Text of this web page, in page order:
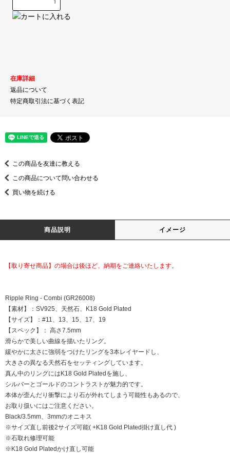
在庫詳細
返品について
特定商取引法に基づく表記
この商品を友達に教える
この商品について問い合わせる
買い物を続ける
商品説明 イメージ
【取り寄せ商品】の場合は後ほど、納期をご連絡いたします。
Ripple Ring - Combi (GR26008)
【素材】：SV925、天然石、K18 Gold Plated
【サイズ】：#11、13、15、17、19
【スペック】： 高さ7.5mm
滑らかで美しい曲線を描いたリング。
緩やかに太さに強弱をつけたリングを3本レイヤードし、
大きさの異なる天然石をセッティングしています。
真ん中のリングにはK18 Gold Platedを施し、
シルバーとゴールドのコントラストが魅力的です。
本体が歪んだり衝撃により石が外れてしまう可能性もあるので、
お取り扱いにはご注意ください。
Black/3.5mm、3mmのオニキス
※サイズ直し前後2サイズ可能( +K18 Gold Plated掛け直し代 )
※石取れ修理可能
※K18 Gold Platedかけ直し可能